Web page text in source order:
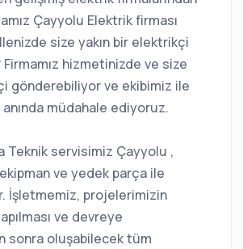
Çayyolu Elektrik firması
size yakın bir elektrikçi
Firmamız hizmetinizde ve size
gönderebiliyor ve ekibimiz ile
müdahale ediyoruz.
Teknik servisimiz Çayyolu ,
ve yedek parça ile
İşletmemiz, projelerimizin
ve devreye
sonra oluşabilecek tüm